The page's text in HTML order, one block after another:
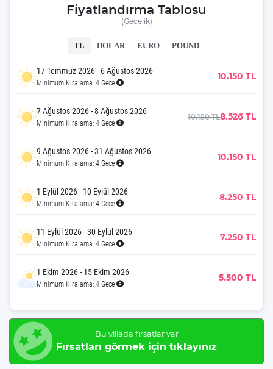
Fiyatlandırma Tablosu
(Gecelik)
TL DOLAR EURO POUND
17 Temmuz 2026 - 6 Ağustos 2026
Minimum Kiralama: 4 Gece
10.150 TL
7 Ağustos 2026 - 8 Ağustos 2026
Minimum Kiralama: 4 Gece
10.150 TL8.526 TL
9 Ağustos 2026 - 31 Ağustos 2026
Minimum Kiralama: 4 Gece
10.150 TL
1 Eylül 2026 - 10 Eylül 2026
Minimum Kiralama: 4 Gece
8.250 TL
11 Eylül 2026 - 30 Eylül 2026
Minimum Kiralama: 4 Gece
7.250 TL
1 Ekim 2026 - 15 Ekim 2026
Minimum Kiralama: 4 Gece
5.500 TL
Bu villada fırsatlar var
Fırsatları görmek için tıklayınız